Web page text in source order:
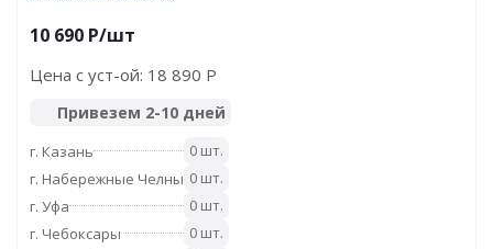
10 690 P/шт
Цена с уст-ой: 18 890 P
Привезем 2-10 дней
г. Казань
0 шт.
г. Набережные Челны 0 шт.
г. Уфа
0 шт.
г. Чебоксары
0 шт.